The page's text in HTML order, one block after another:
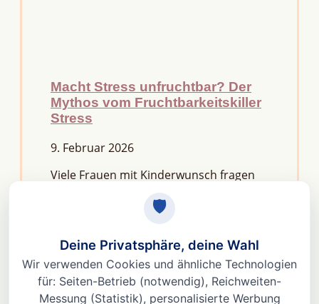
Macht Stress unfruchtbar? Der
Mythos vom Fruchtbarkeitskiller
Stress
9. Februar 2026
Viele Frauen mit Kinderwunsch fragen
kurze Antwort lautet: Nein, aber er kann
Fruchtbarkeit aus dem Gleichgewicht
bringen. Denn Stress
Weiterlesen »